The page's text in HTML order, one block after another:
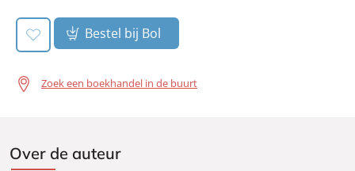
Bestel bij Bol
Zoek een boekhandel in de buurt
Over de auteur